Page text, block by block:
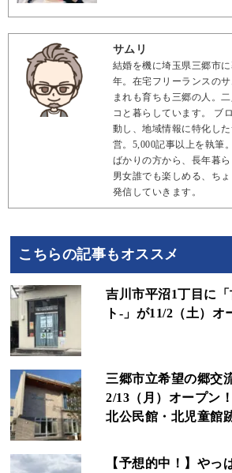
サムリ
結婚を機に埼玉県三郷市
年。在宅フリーランスの
まれも育ちも三郷の人。
コと暮らしています。 ブ
動し、地域情報に特化し
営。5,000記事以上を執筆
ばかりの方から、長年暮
男女誰でも楽しめる、ち
発信していきます。
こちらの記事もオススメ
吉川市平沼1丁目に
ト-」が11/2（土）オ
三郷市立希望の郷交
2/13（月）オープン
北公民館・北児童館
【予想的中！】やっ